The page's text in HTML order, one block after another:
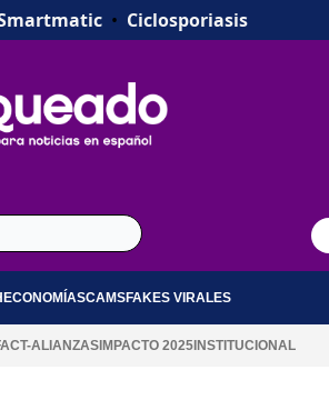
• Ciclosporiasis
ECONOMÍASCAMSFAKES VIRALES
ALIANZASIMPACTO 2025INSTITUCIONAL